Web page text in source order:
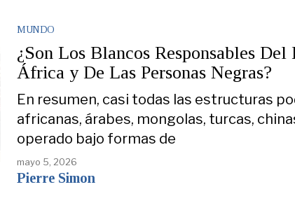
MUNDO
¿Son Los Blancos Responsables Del
África y De Las Personas Negras?
En resumen, casi todas las estructuras
africanas, árabes, mongolas, turcas,
operado bajo formas de
mayo 5, 2026
Pierre Simon